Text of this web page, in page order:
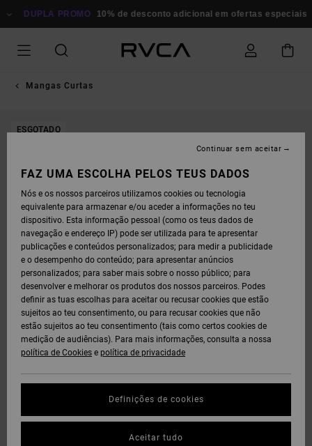
PARA
DUPLA PROMO 10% de desconto adicional em ofertas especiais
Mangas Curtas
ESGOTADO
FAZ UMA ESCOLHA PELOS TEUS DADOS
Nós e os nossos parceiros utilizamos cookies ou tecnologia
equivalente para armazenar e/ou aceder a informações no teu
dispositivo. Esta informação pessoal (como os teus dados de
navegação e endereço IP) pode ser utilizada para te apresentar
publicações e conteúdos personalizados; para medir a publicidade
e o desempenho do conteúdo; para apresentar anúncios
personalizados; para saber mais sobre o nosso público; para
desenvolver e melhorar os produtos dos nossos parceiros. Podes
definir as tuas escolhas para aceitar ou recusar cookies que estão
sujeitos ao teu consentimento, ou para recusar cookies que não
estão sujeitos ao teu consentimento (tais como certos cookies de
medição de audiências). Para mais informações, consulta a nossa
política de Cookies e política de privacidade
Definições de cookies
Continuar sem aceitar
Aceitar tudo